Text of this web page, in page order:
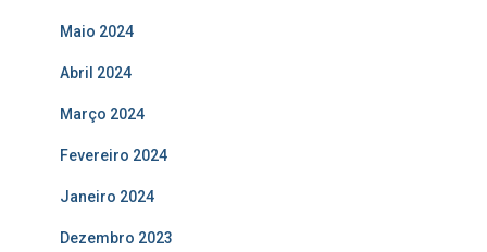
Maio 2024
Abril 2024
Março 2024
Fevereiro 2024
Janeiro 2024
Dezembro 2023